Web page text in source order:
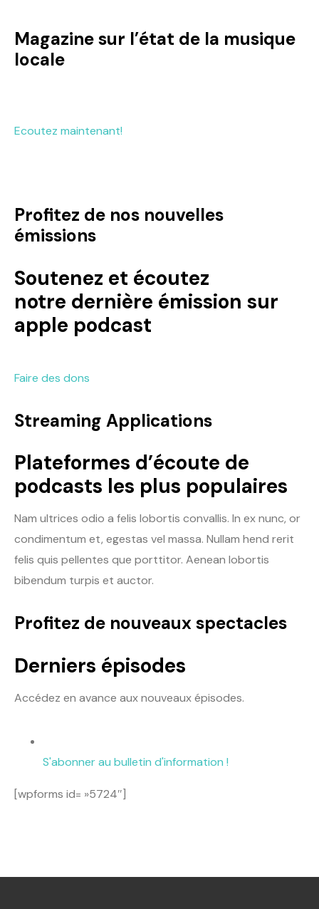
Magazine sur l’état de la musique
locale
Ecoutez maintenant!
Profitez de nos nouvelles
émissions
Soutenez et écoutez
notre dernière émission sur
apple podcast
Faire des dons
Streaming Applications
Plateformes d’écoute de
podcasts les plus populaires
Nam ultrices odio a felis lobortis convallis. In ex nunc, or
condimentum et, egestas vel massa. Nullam hend rerit
felis quis pellentes que porttitor. Aenean lobortis
bibendum turpis et auctor.
Profitez de nouveaux spectacles
Derniers épisodes
Accédez en avance aux nouveaux épisodes.
S'abonner au bulletin d'information !
[wpforms id= »5724″]